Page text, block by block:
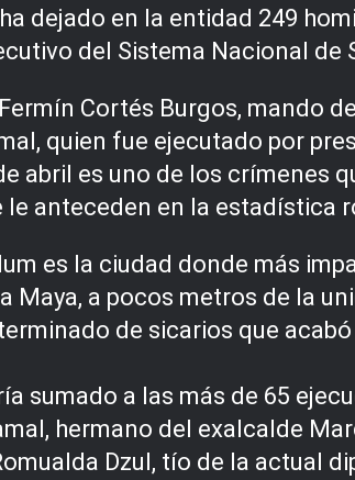
dejado en la entidad 249
del Sistema Nacional de
Cortés Burgos, mando
quien fue ejecutado por
abril es uno de los crímenes
le anteceden en la estadística
es la ciudad donde más
Maya, a pocos metros de la
de sicarios que
sumado a las más de 65
hermano del exalcalde
Dzul, tío de la actual